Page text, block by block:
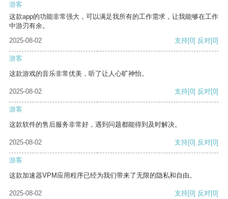
游客
这款app的功能非常强大，可以满足我所有的工作需求，让我能够在工作
中游刃有余。
2025-08-02
支持[0] 反对[0]
游客
这款游戏的音乐非常优美，听了让人心旷神怡。
2025-08-02 支持[0] 反对[0]
游客
这款软件的售后服务非常好，遇到问题都能得到及时解决。
2025-08-02 支持[0] 反对[0]
游客
这款加速器VPM应用程序已经为我们带来了无限的隐私和自由。
2025-08-02 支持[0] 反对[0]